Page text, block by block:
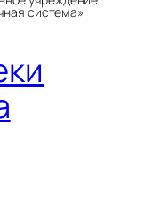
система»